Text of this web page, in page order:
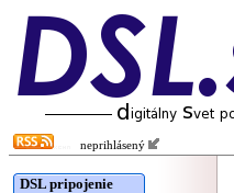
neprihlásený
DSL pripojenie